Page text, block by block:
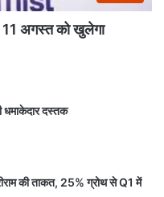
11 अगस्त को खुलेगा
दस्तक
की ताकत, 25% ग्रोथ से Q1 में